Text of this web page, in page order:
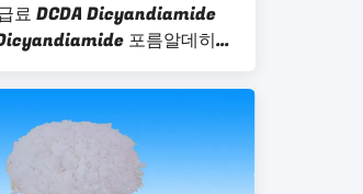
료 DCDA Dicyandiamide
포름알데히드